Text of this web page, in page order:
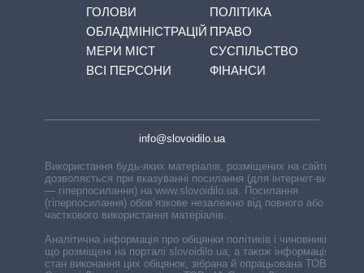
ГОЛОВИ
ОБЛАДМІНІСТРАЦІЙ
МЕРИ МІСТ
ВСІ ПЕРСОНИ
ПОЛІТИКА
ПРАВО
СУСПІЛЬСТВО
ФІНАНСИ
info@slovoidilo.ua
Використання будь-яких матеріалів, розміщених на сайті,
дозволяється при вказуванні посилання (для інтернет-видань
— гіперпосилання) на www.slovoidilo.ua. Посилання
(гіперпосилання) обов’язкове незалежно від повного або
часткового використання матеріалів.
Аналітична інформація про обіцянки політиків і чиновників,
що розміщені на порталі slovoidilo.ua, а також інформація про
стан виконання цих обіцянок, зібрана й опрацьована ТОВ «ІА